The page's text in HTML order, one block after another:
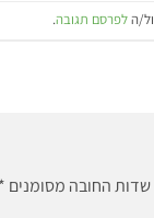
לפרסם תגובה.
שדות החובה מסומנים *